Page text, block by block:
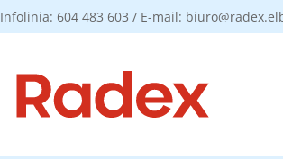
Infolinia: 604 483 603 / E-mail: